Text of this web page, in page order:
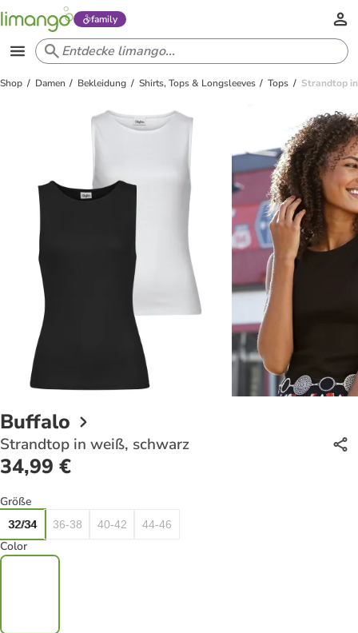
family
Shop Damen Bekleidung Shirts, Tops & Longsleeves Tops Strandtop
Buffalo
Strandtop in weiß, schwarz
34,99 €
Größe
32/34 36-38 40-42 44-46
Color